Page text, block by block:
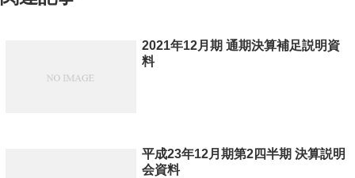
2021年12月期 通期決算補足説明資
料
平成23年12月期第2四半期 決算説明
会資料